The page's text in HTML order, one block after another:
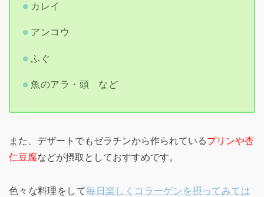
カレイ
アンコウ
ふぐ
魚のアラ・頭 など
また、デザートでもゼラチンから作られているプリンや杏
仁豆腐などが摂取としておすすめです。
色々な料理をして毎日楽しくコラーゲンを摂ってみては